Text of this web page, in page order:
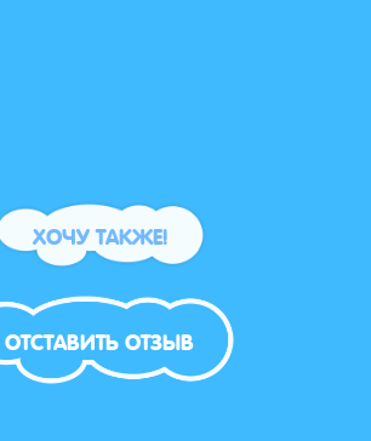
ХОЧУ ТАКЖЕ!
ОТСТАВИТЬ ОТЗЫВ